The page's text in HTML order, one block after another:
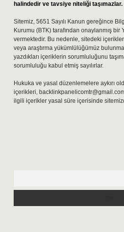
halindedir ve tavsiye niteliği taşımazlar.
Sitemiz, 5651 Sayılı Kanun gereğince
Kurumu (BTK) tarafından onaylanmış bir
vermektedir. Bu nedenle, sitedeki
veya araştırma yükümlülüğümüz
yazdıkları içeriklerin sorumluluğunu
sorumluluğu kabul etmiş sayılırlar.
Hukuka ve yasal düzenlemelere aykırı
içerikleri,
ilgili içerikler yasal süre içerisinde